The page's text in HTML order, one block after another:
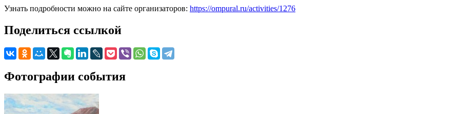
Узнать подробности можно на сайте организаторов: https://ompural.ru/activities/1276
Поделиться ссылкой
Фотографии события